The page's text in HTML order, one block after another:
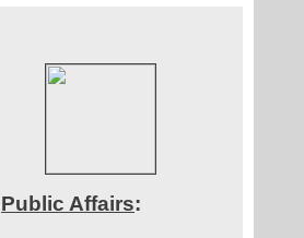
Public Affairs: